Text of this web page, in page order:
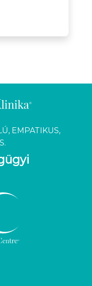
EMPATIKUS,